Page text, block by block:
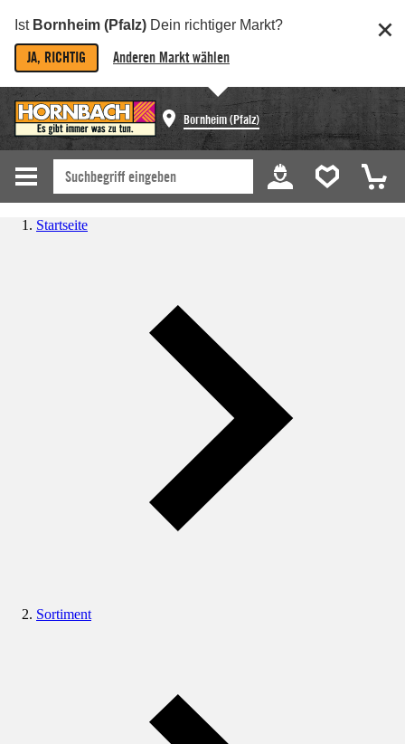
Ist Bornheim (Pfalz) Dein richtiger Markt?
JA, RICHTIG Anderen Markt wählen
Bornheim (Pfalz)
Startseite
Sortiment